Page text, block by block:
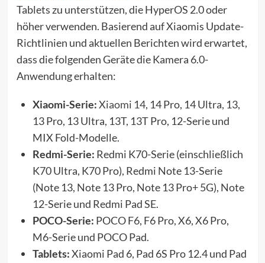
Tablets zu unterstützen, die HyperOS 2.0 oder
höher verwenden. Basierend auf Xiaomis Update-
Richtlinien und aktuellen Berichten wird erwartet,
dass die folgenden Geräte die Kamera 6.0-
Anwendung erhalten:
Xiaomi-Serie:Xiaomi 14, 14 Pro, 14 Ultra, 13,
13 Pro, 13 Ultra, 13T, 13T Pro, 12-Serie und
MIX Fold-Modelle.
Redmi-Serie: Redmi K70-Serie (einschließlich
K70 Ultra, K70 Pro), Redmi Note 13-Serie
(Note 13, Note 13 Pro, Note 13 Pro+ 5G), Note
12-Serie und Redmi Pad SE.
POCO-Serie: POCO F6, F6 Pro, X6, X6 Pro,
M6-Serie und POCO Pad.
Tablets:Xiaomi Pad 6, Pad 6S Pro 12.4 und Pad